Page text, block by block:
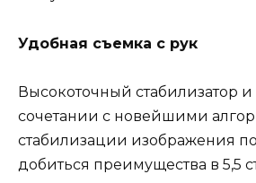
Удобная съемка с рук
Высокоточный стабилизатор и
сочетании с новейшими
стабилизации изображения
добиться преимущества в 5,5